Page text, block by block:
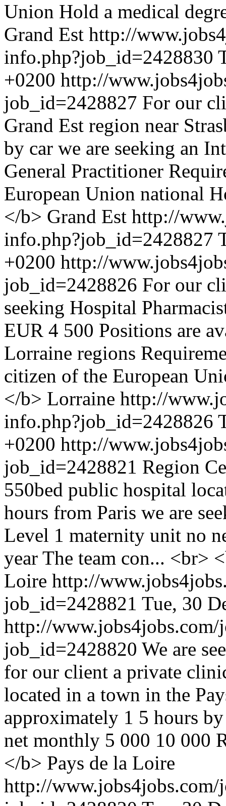
Union Hold a medical
Grand Est http://
info.php?job_id=2428830
+0200 http://
job_id=2428827 For our
Grand Est region near
by car we are seeking an
General Practitioner
European Union national
</b> Grand Est http://
info.php?job_id=2428827
+0200 http://
job_id=2428826 For our
seeking Hospital
EUR 4 500 Positions are
Lorraine regions
citizen of the European
</b> Lorraine http://
info.php?job_id=2428826
+0200 http://
job_id=2428821 Region
550bed public hospital
hours from Paris we are
Level 1 maternity unit no
year The team con... <br>
Loire http://
job_id=2428821 Tue, 30
http://www.jobs4jobs.com/
job_id=2428820 We are
for our client a private
located in a town in the
approximately 1 5 hours
net monthly 5 000 10 000
</b> Pays de la Loire
http://www.jobs4jobs.com/